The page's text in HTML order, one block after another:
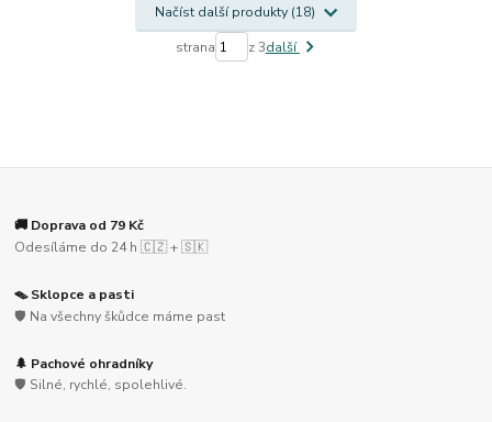
Načíst další produkty (18)
strana z 3další
🚚 Doprava od 79 Kč
Odesíláme do 24 h 🇨🇿 + 🇸🇰
🪤 Sklopce a pasti
🛡️ Na všechny škůdce máme past
🌲 Pachové ohradníky
🛡️ Silné, rychlé, spolehlivé.